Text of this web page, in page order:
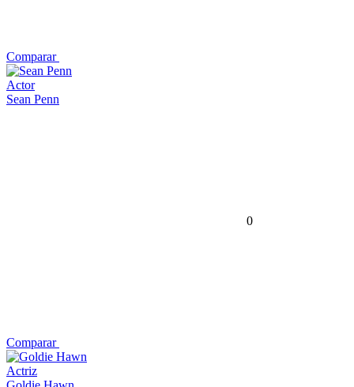
Comparar
Actor
Sean Penn
0
Comparar
Actriz